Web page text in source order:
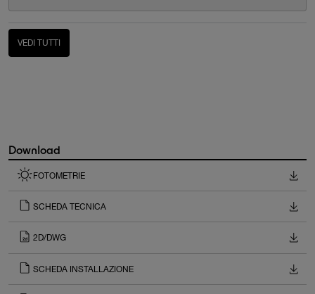
VEDI TUTTI
Download
FOTOMETRIE
SCHEDA TECNICA
2D/DWG
SCHEDA INSTALLAZIONE